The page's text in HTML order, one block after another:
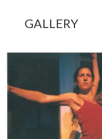
GALLERY